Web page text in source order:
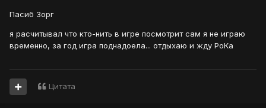
Пасиб Зорг
я расчитывал что кто-нить в игре посмотрит сам я не играю
временно, за год игра поднадоела... отдыхаю и жду РоКа
Цитата